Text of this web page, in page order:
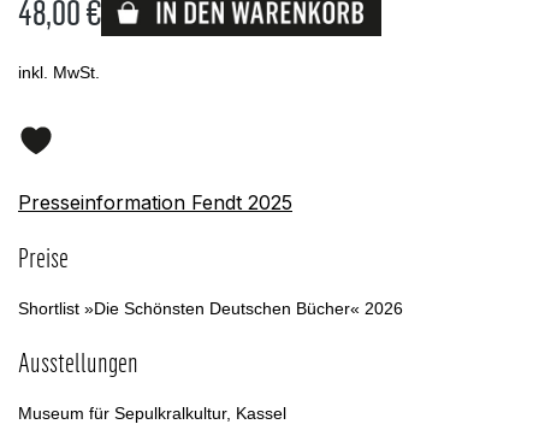
inkl. MwSt.
48,00 € Lieferbar
Presseinformation Fendt 2025
Preise
Shortlist »Die Schönsten Deutschen Bücher« 2026
Ausstellungen
Museum für Sepulkralkultur, Kassel